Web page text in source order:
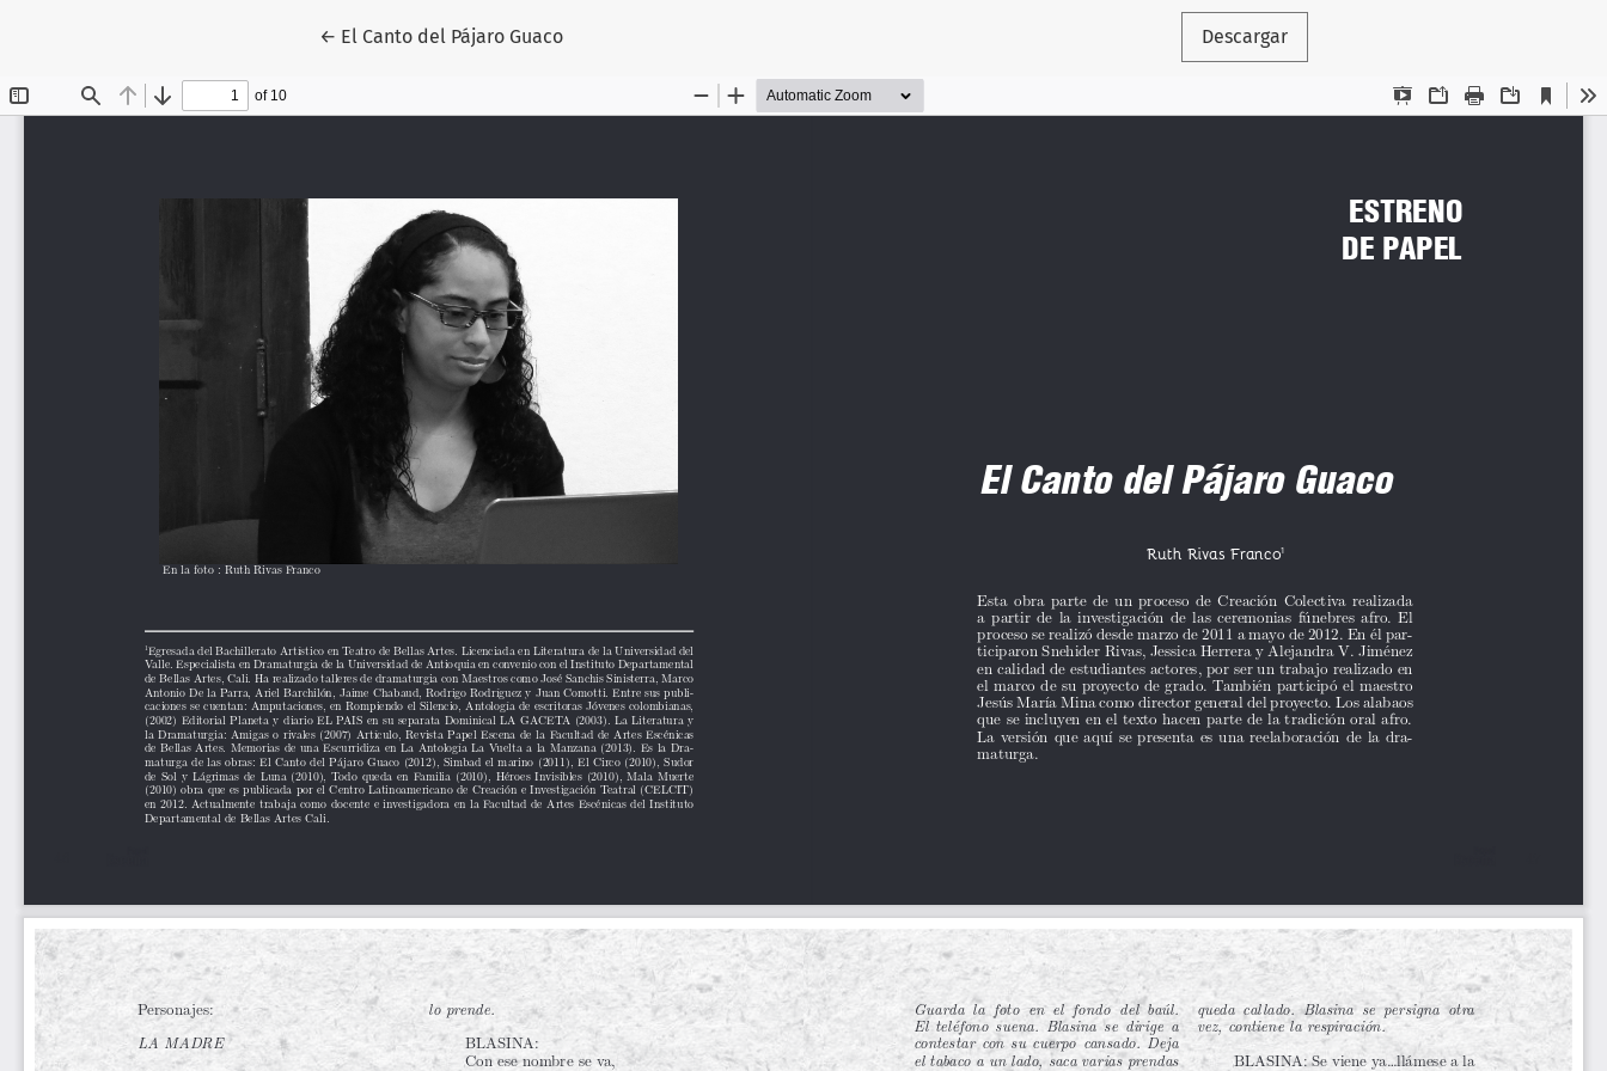
← Volver a los detalles del artículo
El Canto del Pájaro Guaco Descargar